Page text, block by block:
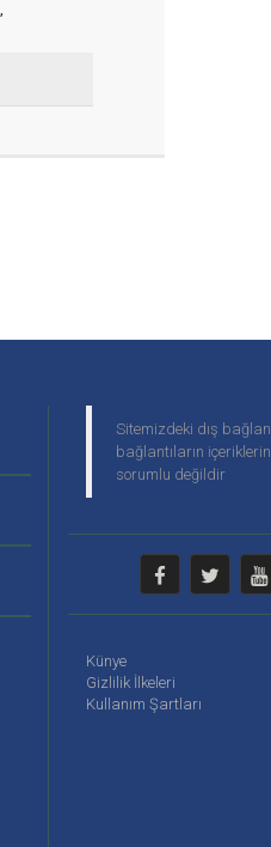
Sitemizdeki dış
bağlantıların
sorumlu değildir
Künye
Gizlilik İlkeleri
Kullanım Şartları